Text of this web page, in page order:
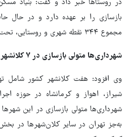
مجموع ۳۴۴ نقطه شهری و روستایی، تحت پوشش این نهاد قرار گرفته‌اند.
شهرداری‌ها متولی بازسازی در ۷
وی افزود: هفت کلانشهر کشور شامل
شیراز، اهواز و کرمانشاه در حوزه
شهرداری‌ها متولی بازسازی در این
به‌جز تهران در سایر کلان‌شهرها در